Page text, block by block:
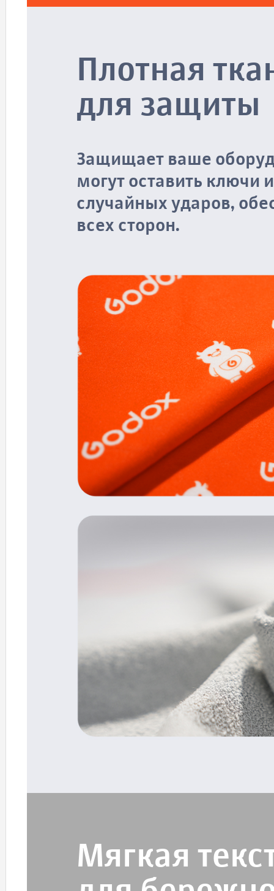
Плотная
для защиты
Защищает ваше
могут оставить ключи
случайных ударов,
всех сторон.
Мягкая